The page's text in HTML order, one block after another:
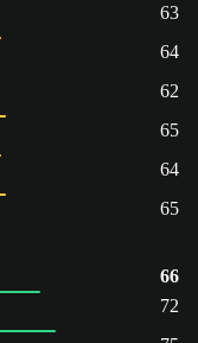
63
64
62
65
64
65
66
72